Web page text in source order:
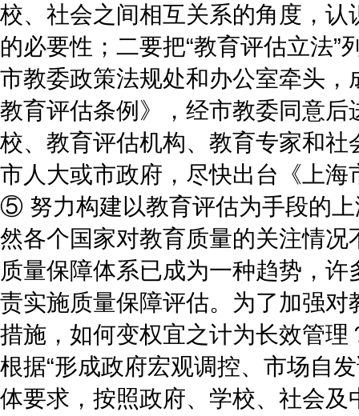
校、社会之间相互关系的角度，
的必要性；二要把“教育评估立法
市教委政策法规处和办公室牵头
教育评估条例》，经市教委同意
校、教育评估机构、教育专家和
市人大或市政府，尽快出台《上海
⑤ 努力构建以教育评估为手段的
然各个国家对教育质量的关注情
质量保障体系已成为一种趋势，
责实施质量保障评估。为了加强
措施，如何变权宜之计为长效管
根据“形成政府宏观调控、市场自
体要求，按照政府、学校、社会